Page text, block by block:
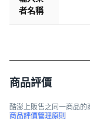
者名稱
商品評價
酷澎上販售之同一商品的
商品評價管理原則